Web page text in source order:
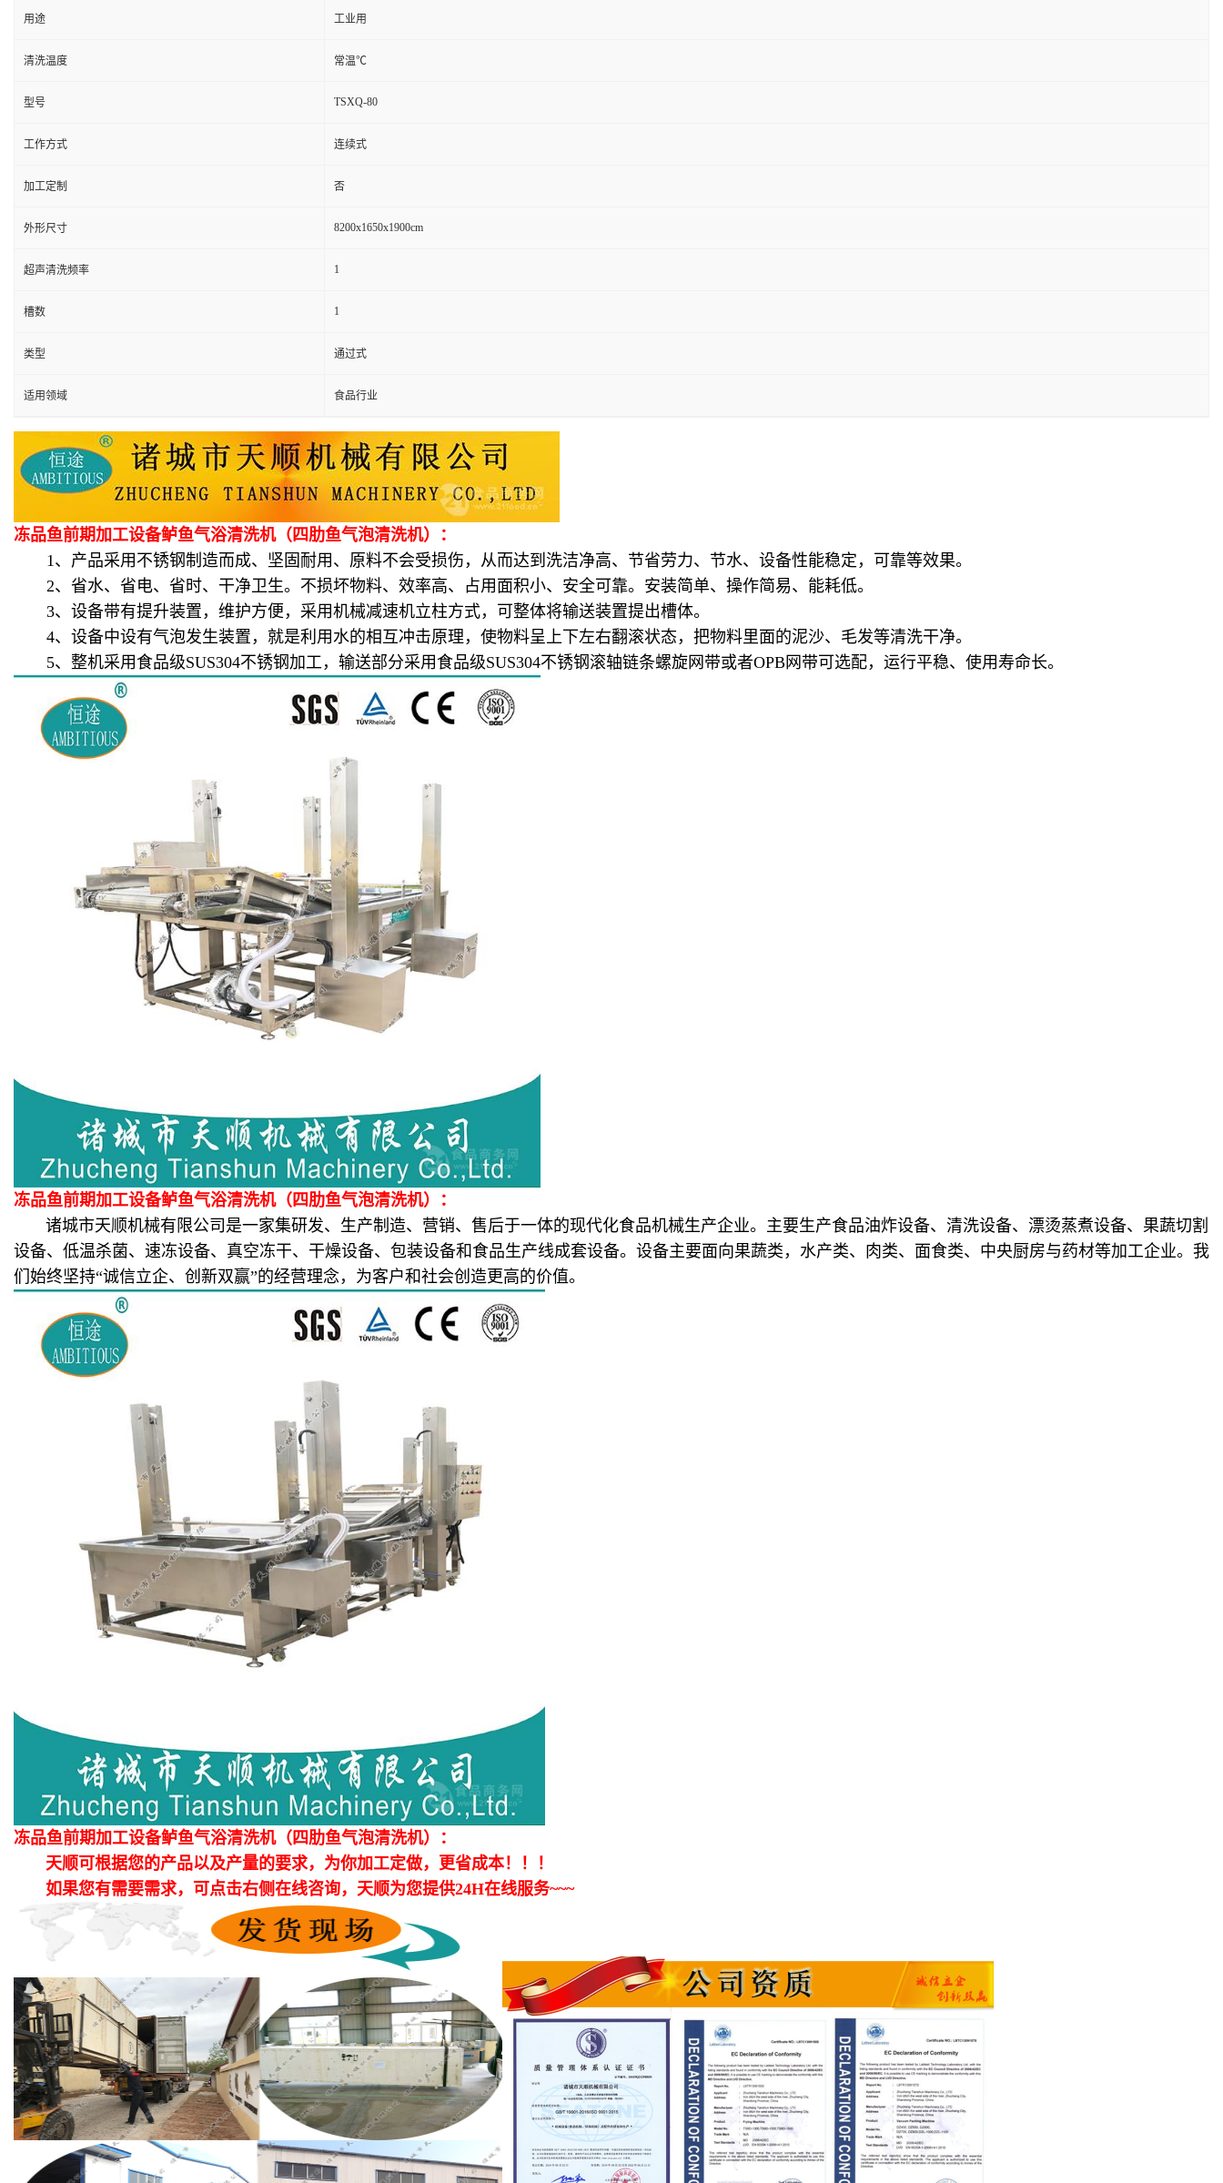
用途 工业用
清洗温度 常温℃
型号 TSXQ-80
工作方式 连续式
加工定制 否
外形尺寸 8200x1650x1900cm
超声清洗频率 1
槽数 1
类型 通过式
适用领域 食品行业
冻品鱼前期加工设备鲈鱼气浴清洗机（四肋鱼气泡清洗机）：
1、产品采用不锈钢制造而成、坚固耐用、原料不会受损伤，从而达到洗洁净高、节省劳力、节水、设备性能稳定，可靠等效果。
2、省水、省电、省时、干净卫生。不损坏物料、效率高、占用面积小、安全可靠。安装简单、操作简易、能耗低。
3、设备带有提升装置，维护方便，采用机械减速机立柱方式，可整体将输送装置提出槽体。
4、设备中设有气泡发生装置，就是利用水的相互冲击原理，使物料呈上下左右翻滚状态，把物料里面的泥沙、毛发等清洗干净。
5、整机采用食品级SUS304不锈钢加工，输送部分采用食品级SUS304不锈钢滚轴链条螺旋网带或者OPB网带可选配，运行平稳、使用寿命长。
冻品鱼前期加工设备鲈鱼气浴清洗机（四肋鱼气泡清洗机）：
诸城市天顺机械有限公司是一家集研发、生产制造、营销、售后于一体的现代化食品机械生产企业。主要生产食品油炸设备、清洗设备、漂烫蒸煮设备、果蔬切割
设备、低温杀菌、速冻设备、真空冻干、干燥设备、包装设备和食品生产线成套设备。设备主要面向果蔬类，水产类、肉类、面食类、中央厨房与药材等加工企业。我
们始终坚持“诚信立企、创新双赢”的经营理念，为客户和社会创造更高的价值。
冻品鱼前期加工设备鲈鱼气浴清洗机（四肋鱼气泡清洗机）：
天顺可根据您的产品以及产量的要求，为你加工定做，更省成本！！！
如果您有需要需求，可点击右侧在线咨询，天顺为您提供24H在线服务~~~